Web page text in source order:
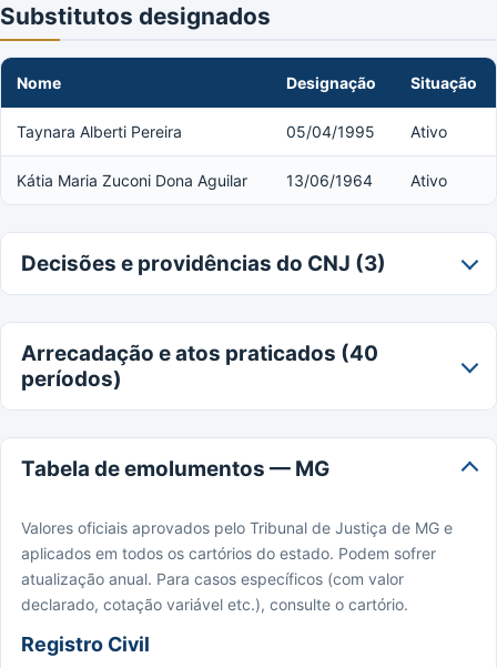
Substitutos designados
Nome Designação Situação
Taynara Alberti Pereira 05/04/1995 Ativo
Kátia Maria Zuconi Dona Aguilar 13/06/1964 Ativo
Decisões e providências do CNJ (3)
Arrecadação e atos praticados (40
períodos)
Tabela de emolumentos — MG
Valores oficiais aprovados pelo Tribunal de Justiça de MG e
aplicados em todos os cartórios do estado. Podem sofrer
atualização anual. Para casos específicos (com valor
declarado, cotação variável etc.), consulte o cartório.
Registro Civil